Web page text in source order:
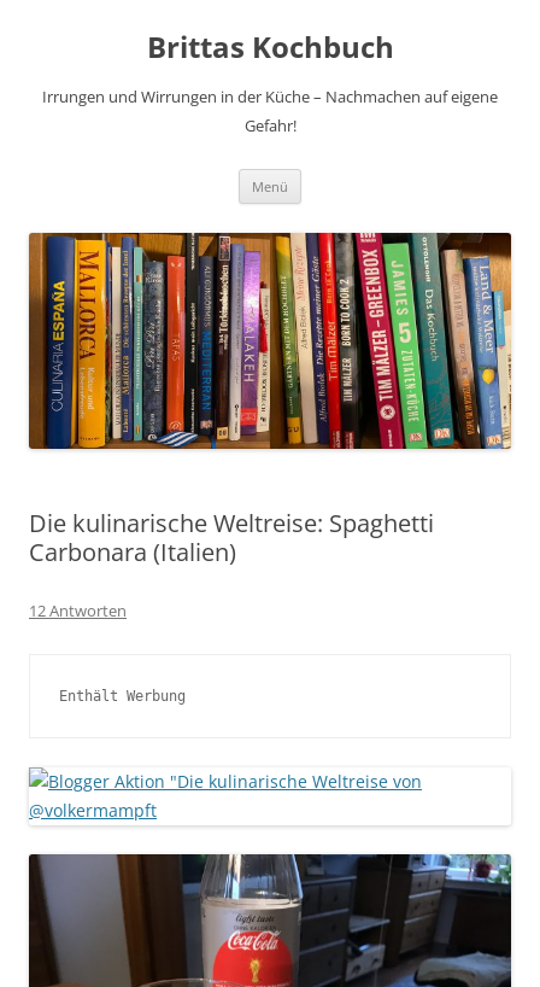
Brittas Kochbuch
Irrungen und Wirrungen in der Küche – Nachmachen auf eigene
Gefahr!
Menü
Die kulinarische Weltreise: Spaghetti
Carbonara (Italien)
12 Antworten
Enthält Werbung